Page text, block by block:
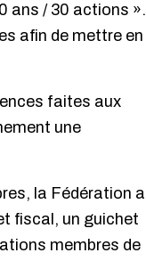
ans / 30 actions ».
afin de mettre en
faites aux
une
la Fédération a
fiscal, un guichet
membres de